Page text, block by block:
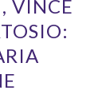
VINCE